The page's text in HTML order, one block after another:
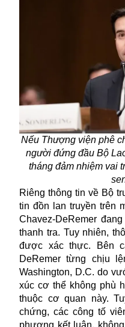
Nếu Thượng viện phê
người đứng đầu Bộ
tháng đảm nhiệm vai
Riêng thông tin về Bộ
tin đồn lan truyền trên
Chavez-DeRemer
thanh tra. Tuy nhiên,
được xác thực. Bên
DeRemer từng chịu
Washington, D.C. do
xúc cơ thể không phù
thuộc cơ quan này.
chứng, các công tố
phương kết luận,